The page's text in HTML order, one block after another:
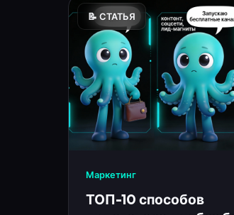
📝 СТАТЬЯ
Маркетинг
ТОП-10 способов